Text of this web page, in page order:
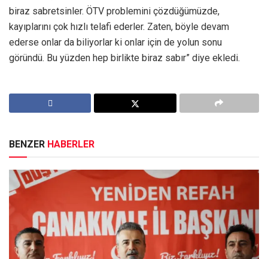
biraz sabretsinler. ÖTV problemini çözdüğümüzde,
kayıplarını çok hızlı telafi ederler. Zaten, böyle devam
ederse onlar da biliyorlar ki onlar için de yolun sonu
göründü. Bu yüzden hep birlikte biraz sabır” diye ekledi.
BENZER HABERLER